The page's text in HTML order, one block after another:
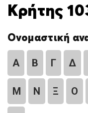
Κρήτης
Ονομαστική
Α Β Γ Δ
Μ Ν Ξ Ο